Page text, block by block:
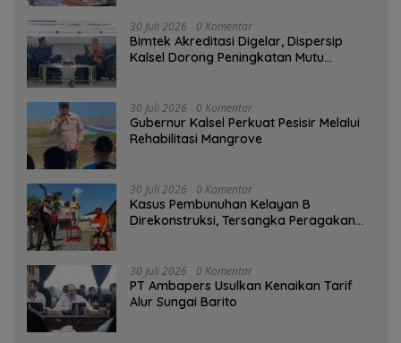
30 Juli 2026 0 Komentar
Bimtek Akreditasi Digelar, Dispersip
Kalsel Dorong Peningkatan Mutu
30 Juli 2026 0 Komentar
Gubernur Kalsel Perkuat Pesisir Melalui
Rehabilitasi Mangrove
30 Juli 2026 0 Komentar
Kasus Pembunuhan Kelayan B
Direkonstruksi, Tersangka Peragakan
30 Juli 2026 0 Komentar
PT Ambapers Usulkan Kenaikan Tarif
Alur Sungai Barito